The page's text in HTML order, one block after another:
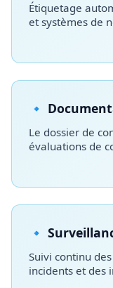
Étiquetage
et systèmes de
🔹
Le dossier de
évaluations de
🔹
Suivi continu
incidents et des